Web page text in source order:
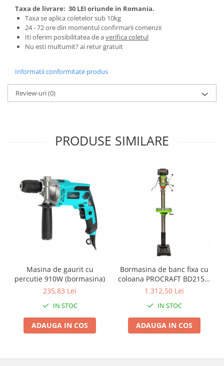
Accesorii aragaze & butelii
Butelii
Gratare
Pirostrii si accesorii pentru gatit
Iluminat & electrice
Prelungitoare & cabluri electrice
Becuri
Corpuri de iluminat
Lumina de crestere pentru plante
Proiectoare & lampi de lucru
Veioze si Lampi
Cantare comerciale
accesorii
Accesorii aparatele de spalat cu
Aparate de spalat cu presiune
Instalatii sanitare
Articole si accesorii pentru baie
Baterii bucatarie
Taxa de livrare: 30 LEI oriunde in Romania.
Taxa se aplica coletelor sub 10kg
24 - 72 ore din momentul confirmarii comenzii
Iti oferim posibilitatea de averifica coletul
Nu esti multumit? ai retur gratuit
Informatii conformitate produs
Review-uri(0)
PRODUSE SIMILARE
Masina de gaurit cu
percutie 910W (bormasina)
235,83 Lei
IN STOC
ADAUGA IN COS
Bormasina de banc fixa cu
coloana PROCRAFT BD2150,
750 W, 180-2770 rot/min
1.312,50 Lei
IN STOC
ADAUGA IN COS